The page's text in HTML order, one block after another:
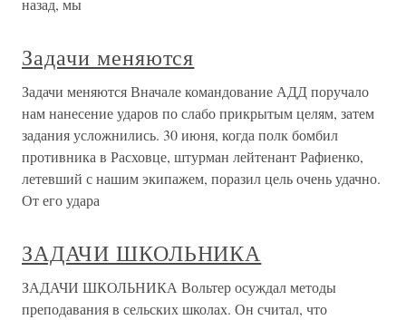
назад, мы
Задачи меняются
Задачи меняются Вначале командование АДД поручало
нам нанесение ударов по слабо прикрытым целям, затем
задания усложнились. 30 июня, когда полк бомбил
противника в Расховце, штурман лейтенант Рафиенко,
летевший с нашим экипажем, поразил цель очень удачно.
От его удара
ЗАДАЧИ ШКОЛЬНИКА
ЗАДАЧИ ШКОЛЬНИКА Вольтер осуждал методы
преподавания в сельских школах. Он считал, что